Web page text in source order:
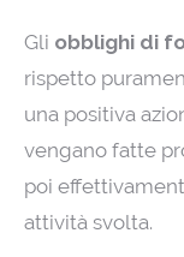
Gli obblighi di
rispetto
una positiva
vengano fatte
poi
attività svolta.